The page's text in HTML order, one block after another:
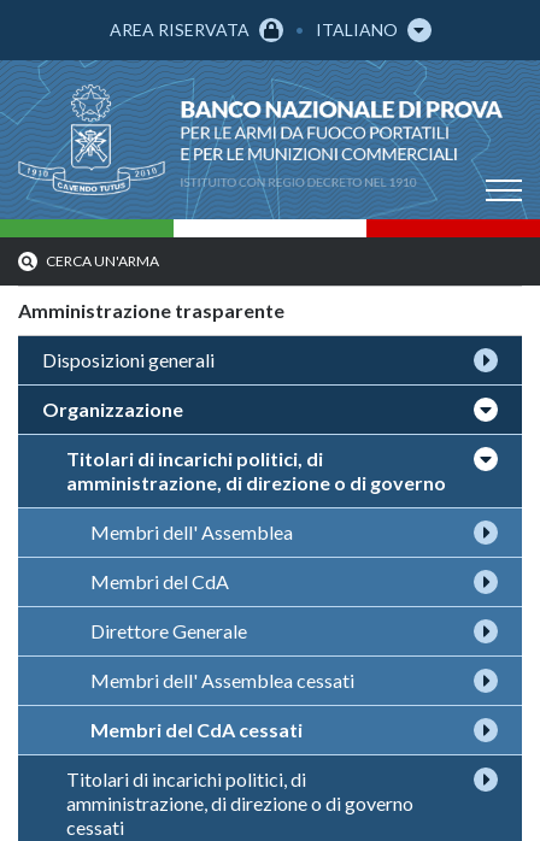
AREA RISERVATA ITALIANO
CERCA UN'ARMA
Amministrazione trasparente
Disposizioni generali
Organizzazione
Titolari di incarichi politici, di
amministrazione, di direzione o di governo
Membri dell' Assemblea
Membri del CdA
Direttore Generale
Membri dell' Assemblea cessati
Membri del CdA cessati
Titolari di incarichi politici, di
amministrazione, di direzione o di governo
cessati